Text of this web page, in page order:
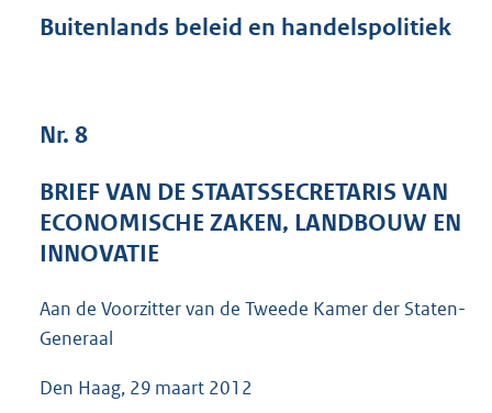
s
e
K
Buitenlands beleid en handelspolitiek
Nr. 8
BRIEF VAN DE STAATSSECRETARIS VAN
ECONOMISCHE ZAKEN, LANDBOUW EN
INNOVATIE
Aan de Voorzitter van de Tweede Kamer der Staten-
Generaal
Den Haag, 29 maart 2012